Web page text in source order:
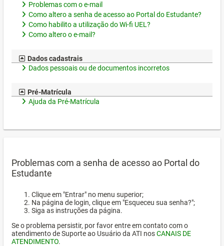
Problemas com o e-mail
Como altero a senha de acesso ao Portal do Estudante?
Como habilito a utilização do Wi-fi UEL?
Como altero o e-mail?
Dados cadastrais
Dados pessoais ou de documentos incorretos
Pré-Matrícula
Ajuda da Pré-Matrícula
Problemas com a senha de acesso ao Portal do
Estudante
Clique em "Entrar" no menu superior;
Na página de login, clique em "Esqueceu sua senha?";
Siga as instruções da página.
Se o problema persistir, por favor entre em contato com o
atendimento de Suporte ao Usuário da ATI nosCANAIS DE
ATENDIMENTO.